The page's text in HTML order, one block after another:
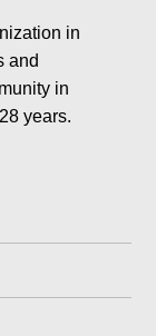
in
and
in
years.